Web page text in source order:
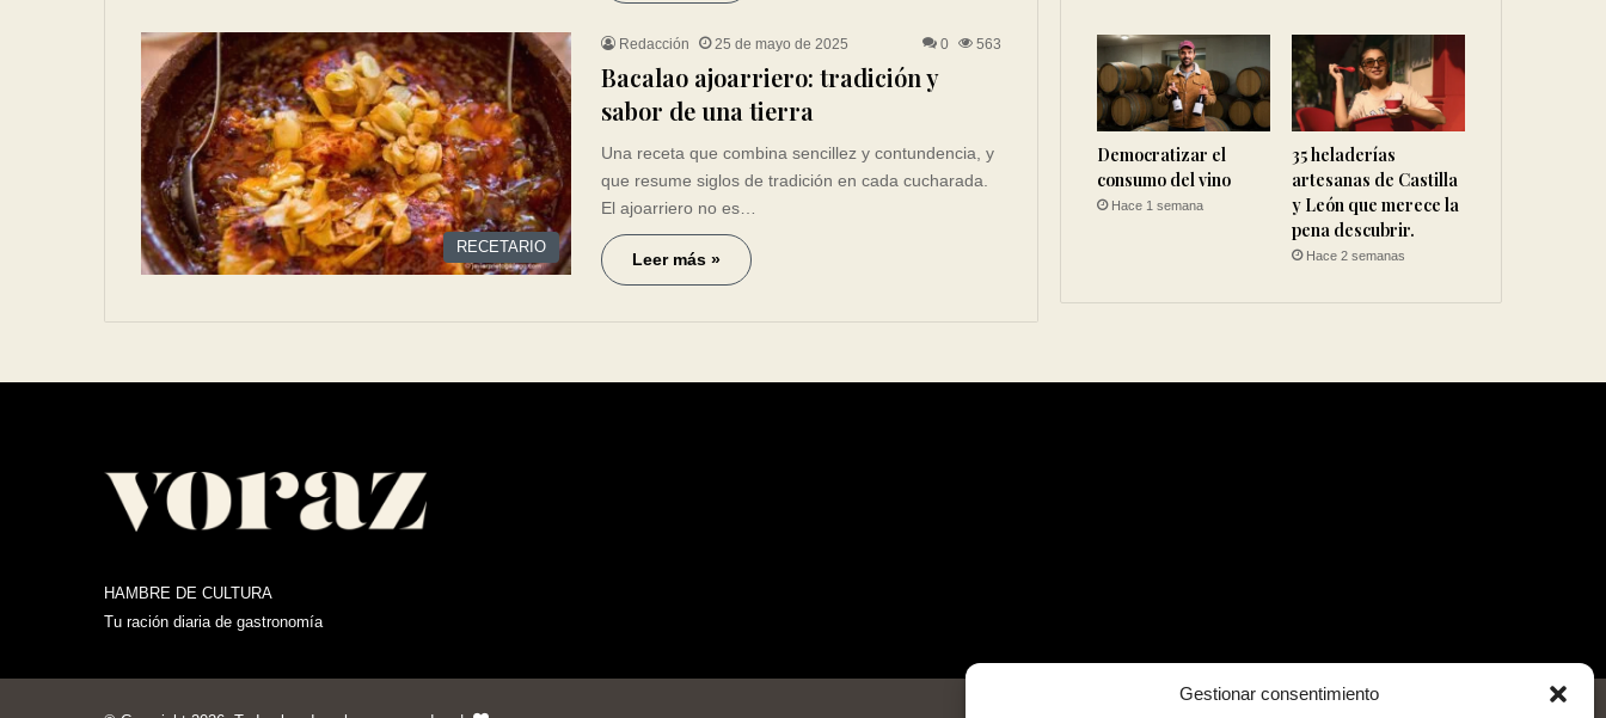
Gestionar consentimiento
RECETARIO
Redacción 25 de mayo de 2025 0 563
Bacalao ajoarriero: tradición y
sabor de una tierra
Una receta que combina sencillez y contundencia, y
que resume siglos de tradición en cada cucharada.
El ajoarriero no es…
Leer más »
Democratizar el
consumo del vino
Hace 1 semana
35 heladerías
artesanas de Castilla
y León que merece la
pena descubrir.
Hace 2 semanas
HAMBRE DE CULTURA
Tu ración diaria de gastronomía